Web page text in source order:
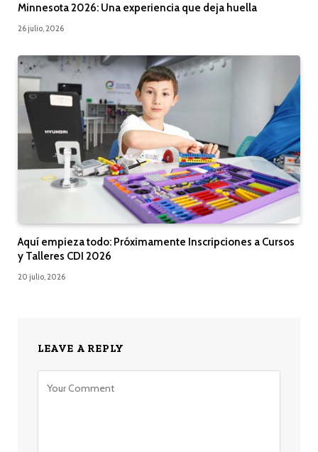
Minnesota 2026: Una experiencia que deja huella
26 julio, 2026
Aquí empieza todo: Próximamente Inscripciones a Cursos
y Talleres CDI 2026
20 julio, 2026
LEAVE A REPLY